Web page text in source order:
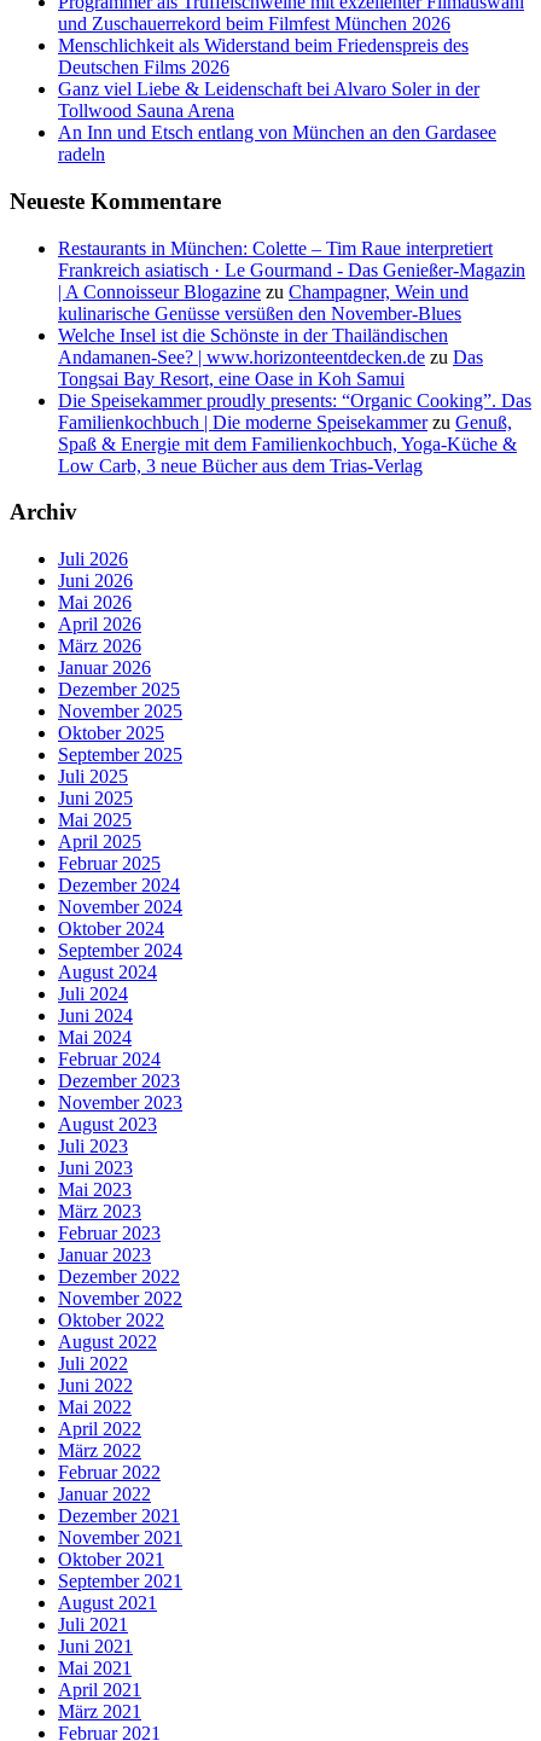
und Zuschauerrekord beim Filmfest München 2026
Menschlichkeit als Widerstand beim Friedenspreis des
Deutschen Films 2026
Ganz viel Liebe & Leidenschaft bei Alvaro Soler in der
Tollwood Sauna Arena
An Inn und Etsch entlang von München an den Gardasee
radeln
Neueste Kommentare
Restaurants in München: Colette – Tim Raue interpretiert
Frankreich asiatisch · Le Gourmand - Das Genießer-Magazin
| A Connoisseur Blogazine zu Champagner, Wein und
kulinarische Genüsse versüßen den November-Blues
Welche Insel ist die Schönste in der Thailändischen
Andamanen-See? | www.horizonteentdecken.de zu Das
Tongsai Bay Resort, eine Oase in Koh Samui
Die Speisekammer proudly presents: “Organic Cooking”. Das
Familienkochbuch | Die moderne Speisekammerzu Genuß,
Spaß & Energie mit dem Familienkochbuch, Yoga-Küche &
Low Carb, 3 neue Bücher aus dem Trias-Verlag
Archiv
Juli 2026
Juni 2026
Mai 2026
April 2026
März 2026
Januar 2026
Dezember 2025
November 2025
Oktober 2025
September 2025
Juli 2025
Juni 2025
Mai 2025
April 2025
Februar 2025
Dezember 2024
November 2024
Oktober 2024
September 2024
August 2024
Juli 2024
Juni 2024
Mai 2024
Februar 2024
Dezember 2023
November 2023
August 2023
Juli 2023
Juni 2023
Mai 2023
März 2023
Februar 2023
Januar 2023
Dezember 2022
November 2022
Oktober 2022
August 2022
Juli 2022
Juni 2022
Mai 2022
April 2022
März 2022
Februar 2022
Januar 2022
Dezember 2021
November 2021
Oktober 2021
September 2021
August 2021
Juli 2021
Juni 2021
Mai 2021
April 2021
März 2021
Februar 2021